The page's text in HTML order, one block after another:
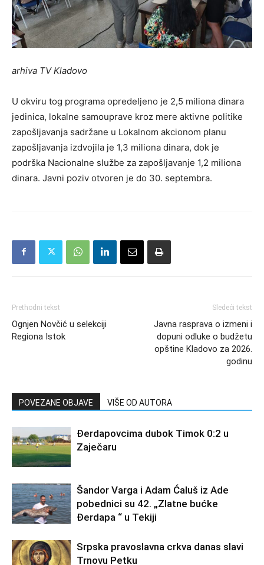
arhiva TV Kladovo
U okviru tog programa opredeljeno je 2,5 miliona dinara
jedinica, lokalne samouprave kroz mere aktivne politike
zapošljavanja sadržane u Lokalnom akcionom planu
zapošljavanja izdvojila je 1,3 miliona dinara, dok je
podrška Nacionalne službe za zapošljavanje 1,2 miliona
dinara. Javni poziv otvoren je do 30. septembra.
Prethodni tekst
Ognjen Novčić u selekciji
Regiona Istok
Sledeći tekst
Javna rasprava o izmeni i
dopuni odluke o budžetu
opštine Kladovo za 2026.
godinu
POVEZANE OBJAVE VIŠE OD AUTORA
Đerdapovcima dubok Timok 0:2 u
Zaječaru
Šandor Varga i Adam Ćaluš iz Ade
pobednici su 42. „Zlatne bućke
Đerdapa “ u Tekiji
Srpska pravoslavna crkva danas slavi
Trnovu Petku